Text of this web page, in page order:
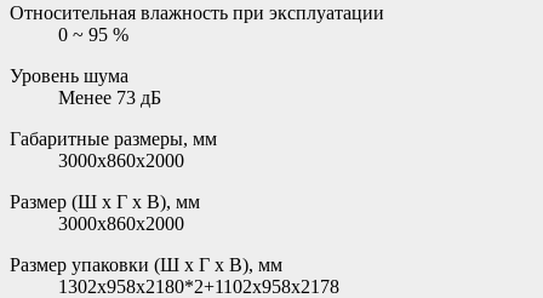
Относительная влажность при эксплуатации
0 ~ 95 %
Уровень шума
Менее 73 дБ
Габаритные размеры, мм
3000x860x2000
Размер (Ш х Г х В), мм
3000x860x2000
Размер упаковки (Ш х Г х В), мм
1302x958x2180*2+1102x958x2178